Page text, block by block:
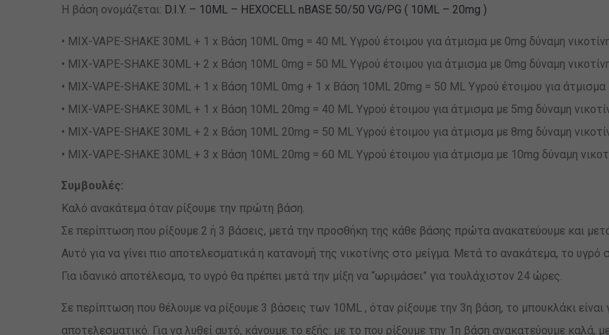
Η βάση ονομάζεται: D.I.Y. – 10ML – HEXOCELL nBASE 50/50 VG/PG ( 10ML – 20mg )
• MIX-VAPE-SHAKE 30ML + 1 x Βάση 10ML 0mg = 40 ML Υγρού έτοιμου για άτμισμα με 0mg δύναμη
• MIX-VAPE-SHAKE 30ML + 2 x Βάση 10ML 0mg = 50 ML Υγρού έτοιμου για άτμισμα με 0mg δύναμη
• MIX-VAPE-SHAKE 30ML + 1 x Βάση 10ML 0mg + 1 x Βάση 10ML 20mg = 50 ML Υγρού έτοιμου για άτμισμα
• MIX-VAPE-SHAKE 30ML + 1 x Βάση 10ML 20mg = 40 ML Υγρού έτοιμου για άτμισμα με 5mg δύναμη
• MIX-VAPE-SHAKE 30ML + 2 x Βάση 10ML 20mg = 50 ML Υγρού έτοιμου για άτμισμα με 8mg δύναμη
• MIX-VAPE-SHAKE 30ML + 3 x Βάση 10ML 20mg = 60 ML Υγρού έτοιμου για άτμισμα με 10mg δύναμη
Συμβουλές:
Καλό ανακάτεμα όταν ρίξουμε την πρώτη βάση.
Σε περίπτωση που ρίξουμε 2 ή 3 βάσεις, μετά την προσθήκη της κάθε βάσης πρώτα ανακατεύουμε και
Αυτό για να γίνει πιο αποτελεσματικά η κατανομή της νικοτίνης στο μείγμα. Μετά το ανακάτεμα, το υγρό
Για ιδανικό αποτέλεσμα, το υγρό θα πρέπει μετά την μίξη να “ωριμάσει” για τουλάχιστον 24 ώρες.
Σε περίπτωση που θέλουμε να ρίξουμε 3 βάσεις των 10ML , όταν ρίξουμε την 3η βάση, το μπουκλάκι είναι
αποτελεσματικό. Για να λυθεί αυτό, κάνουμε το εξής: με το που ρίξουμε την 1η βάση ανακατεύουμε καλά,